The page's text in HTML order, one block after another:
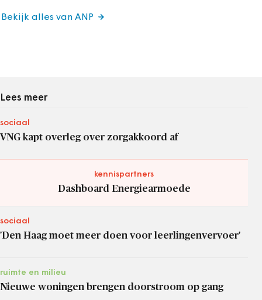
Bekijk alles van ANP
Lees meer
sociaal
VNG kapt overleg over zorgakkoord af
kennispartners
Dashboard Energiearmoede
sociaal
'Den Haag moet meer doen voor leerlingenvervoer'
ruimte en milieu
Nieuwe woningen brengen doorstroom op gang